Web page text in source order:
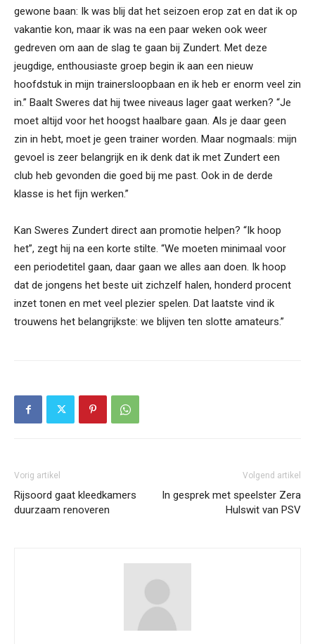
gewone baan: Ik was blij dat het seizoen erop zat en dat ik op
vakantie kon, maar ik was na een paar weken ook weer
gedreven om aan de slag te gaan bij Zundert. Met deze
jeugdige, enthousiaste groep begin ik aan een nieuw
hoofdstuk in mijn trainersloopbaan en ik heb er enorm veel zin
in.” Baalt Sweres dat hij twee niveaus lager gaat werken? “Je
moet altijd voor het hoogst haalbare gaan. Als je daar geen
zin in hebt, moet je geen trainer worden. Maar nogmaals: mijn
gevoel is zeer belangrijk en ik denk dat ik met Zundert een
club heb gevonden die goed bij me past. Ook in de derde
klasse is het ﬁjn werken.”
Kan Sweres Zundert direct aan promotie helpen? “Ik hoop
het”, zegt hij na een korte stilte. “We moeten minimaal voor
een periodetitel gaan, daar gaan we alles aan doen. Ik hoop
dat de jongens het beste uit zichzelf halen, honderd procent
inzet tonen en met veel plezier spelen. Dat laatste vind ik
trouwens het belangrijkste: we blijven ten slotte amateurs.”
Vorig artikel
Rijsoord gaat kleedkamers
duurzaam renoveren
Volgend artikel
In gesprek met speelster Zera
Hulswit van PSV